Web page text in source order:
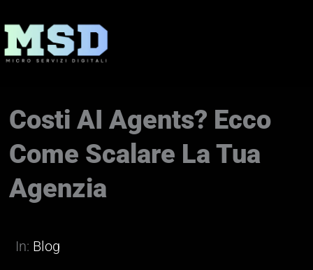
al
contenuto
Costi AI Agents? Ecco
Come Scalare La Tua
Agenzia
In: Blog